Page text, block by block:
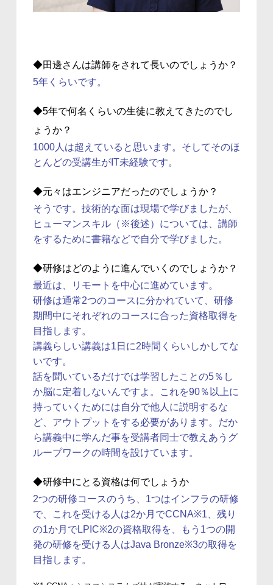
◆田邊さんは講師をされて長いのでしょうか？
5年くらいです。
◆5年で何名くらいの生徒に教えてきたのでし
ょうか？
1000人は超えていると思います。そしてそのほ
とんどの受講生がIT未経験です。
◆元々はエンジニアだったのでしょうか？
そうです。技術的な面は現場で学びましたが、
ヒューマンスキル（※後述）については、講師
をするために書籍などで自分で学びました。
◆研修はどのように進んでいくのでしょうか？
最近は、リモートを中心に進めています。
研修は通常2つのコースに分かれていて、研修
期間中にそれぞれのコースに合った資格取得を
目指します。
講義らしい講義は1日に2時間くらいしかしてな
いです。
話を聞いているだけでは学習したことの5％し
か脳に定着しないんですよ。これを90％以上に
持っていくためには自分で他人に説明するな
ど、アウトプットをする必要があります。だか
ら講義中に学んだ事を受講者同士で教えあうグ
ループワークの時間を設けています。
◆研修中にとる資格は何でしょうか
2つの研修コースのうち、1つはインフラの研修
で、これを受ける人は2か月でCCNA※1、残り
の1か月でLPIC※2の資格取得を、もう1つの開
発の研修を受ける人はJava Bronze※3の取得を
目指します。